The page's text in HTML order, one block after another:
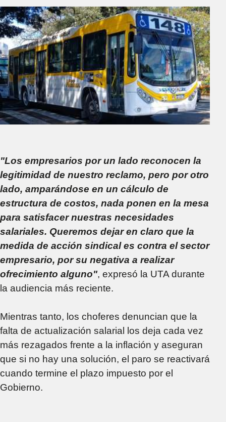
"Los empresarios por un lado reconocen la
legitimidad de nuestro reclamo, pero por otro
lado, amparándose en un cálculo de
estructura de costos, nada ponen en la mesa
para satisfacer nuestras necesidades
salariales. Queremos dejar en claro que la
medida de acción sindical es contra el sector
empresario, por su negativa a realizar
ofrecimiento alguno", expresó la UTA durante
la audiencia más reciente.
Mientras tanto, los choferes denuncian que la
falta de actualización salarial los deja cada vez
más rezagados frente a la inflación y aseguran
que si no hay una solución, el paro se reactivará
cuando termine el plazo impuesto por el
Gobierno.